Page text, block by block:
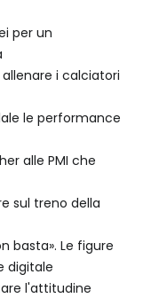
per un
i calciatori
le performance
alle PMI che
sul treno della
basta». Le figure
digitale
l'attitudine